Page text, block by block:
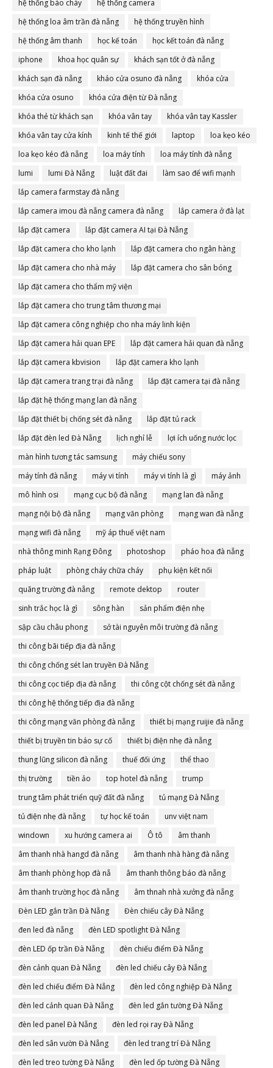
hệ thống báo cháy
hệ thống camera
hệ thống loa âm trần đà nẵng
hệ thống truyền hình
hệ thống âm thanh
học kế toán
học kết toán đà nẵng
iphone
khoa học quân sự
khách sạn tốt ở đà nẵng
khách sạn đà nẵng
kháo cửa osuno đà nẵng
khóa cửa
khóa cửa osuno
khóa cửa điện từ Đà nẵng
khóa thẻ từ khách sạn
khóa vân tay
khóa vân tay Kassler
khóa vân tay cửa kính
kinh tế thế giới laptop
loa kẹo kéo
loa kẹo kéo đà nẵng
loa máy tính
loa máy tính đà nẵng
lumi
lumi Đà Nẵng luật đất đai
làm sao để wifi mạnh
lắp camera farmstay đà nẵng
lắp camera imou đà nẵng camera đà nẵng
lắp camera ở đà lạt
lắp đặt camera
lắp đặt camera AI tại Đà Nẵng
lắp đặt camera cho kho lạnh
lắp đặt camera cho ngân hàng
lắp đặt camera cho nhà máy
lắp đặt camera cho sân bóng
lắp đặt camera cho thẩm mỹ viện
lắp đặt camera cho trung tâm thương mại
lắp đặt camera công nghiệp cho nha máy linh kiện
lắp đặt camera hải quan EPE
lắp đặt camera hải quan đà nẵng
lắp đặt camera kbvision
lắp đặt camera kho lạnh
lắp đặt camera trang trại đà nẵng
lắp đặt camera tại đà nẵng
lắp đặt hệ thống mạng lan đà nẵng
lắp đặt thiết bị chống sét đà nẵng
lắp đặt tủ rack
lắp đặt đèn led Đà Nẵng
lịch nghỉ lễ
lợi ích uống nước lọc
màn hình tương tác samsung
máy chiếu sony
máy tính đà nẵng
máy vi tính máy vi tính là gì
máy ảnh
mô hình osi
mạng cục bộ đà nẵng
mạng lan đà nẵng
mạng nội bộ đà nẵng
mạng văn phòng
mạng wan đà nẵng
mạng wifi đà nẵng
mỹ áp thuế việt nam
nhà thông minh Rạng Đông
photoshop
pháo hoa đà nẵng
pháp luật
phòng cháy chữa cháy
phụ kiện kết nối
quãng trường đà nẵng
remote dektop
router
sinh trắc học là gì
sông hàn
sản phẩm điện nhẹ
sập cầu châu phong
sở tài nguyên môi trường đà nẵng
thi công bãi tiếp địa đà nẵng
thi công chống sét lan truyền Đà Nẵng
thi công cọc tiếp địa đà nẵng
thi công cột chống sét đà nẵng
thi công hệ thống tiếp địa đà nẵng
thi công mạng văn phòng đà nẵng
thiết bị mạng ruijie đà nẵng
thiết bị truyền tin báo sự cố
thiết bị điện nhẹ đà nẵng
thung lũng silicon đà nẵng
thuế đối ứng
thể thao
thị trường
tiền ảo top hotel đà nẵng
trump
trung tâm phát triển quỹ đất đà nẵng
tủ mạng Đà Nẵng
tủ điện nhẹ đà nẵng
tự học kế toán
unv việt nam
windown
xu hướng camera ai Ô tô
âm thanh
âm thanh nhà hangd đà nẵng
âm thanh nhà hàng đà nẵng
âm thanh phòng họp đà nẵ
âm thanh thông báo đà nẵng
âm thanh trường học đà nẵng
âm thnah nhà xưởng đà nẵng
Đèn LED gắn trần Đà Nẵng
Đèn chiếu cây Đà Nẵng
đen led đà nẵng
đèn LED spotlight Đà Nẵng
đèn LED ốp trần Đà Nẵng
đèn chiếu điểm Đà Nẵng
đèn cảnh quan Đà Nẵng
đèn led chiếu cây Đà Nẵng
đèn led chiếu điểm Đà Nẵng
đèn led công nghiệp Đà Nẵng
đèn led cảnh quan Đà Nẵng
đèn led gắn tường Đà Nẵng
đèn led panel Đà Nẵng
đèn led rọi ray Đà Nẵng
đèn led sân vườn Đà Nẵng
đèn led trang trí Đà Nẵng
đèn led treo tường Đà Nẵng
đèn led ốp tường Đà Nẵng